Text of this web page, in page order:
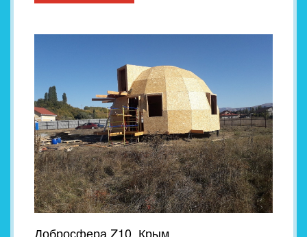
Добросфера Z10, Крым